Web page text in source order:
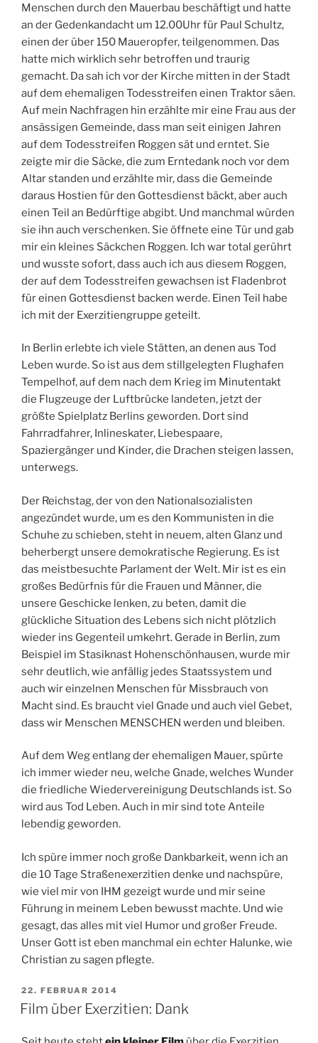
Menschen durch den Mauerbau beschäftigt und hatte
an der Gedenkandacht um 12.00Uhr für Paul Schultz,
einen der über 150 Maueropfer, teilgenommen. Das
hatte mich wirklich sehr betroffen und traurig
gemacht. Da sah ich vor der Kirche mitten in der Stadt
auf dem ehemaligen Todesstreifen einen Traktor säen.
Auf mein Nachfragen hin erzählte mir eine Frau aus der
ansässigen Gemeinde, dass man seit einigen Jahren
auf dem Todesstreifen Roggen sät und erntet. Sie
zeigte mir die Säcke, die zum Erntedank noch vor dem
Altar standen und erzählte mir, dass die Gemeinde
daraus Hostien für den Gottesdienst bäckt, aber auch
einen Teil an Bedürftige abgibt. Und manchmal würden
sie ihn auch verschenken. Sie öffnete eine Tür und gab
mir ein kleines Säckchen Roggen. Ich war total gerührt
und wusste sofort, dass auch ich aus diesem Roggen,
der auf dem Todesstreifen gewachsen ist Fladenbrot
für einen Gottesdienst backen werde. Einen Teil habe
ich mit der Exerzitiengruppe geteilt.
In Berlin erlebte ich viele Stätten, an denen aus Tod
Leben wurde. So ist aus dem stillgelegten Flughafen
Tempelhof, auf dem nach dem Krieg im Minutentakt
die Flugzeuge der Luftbrücke landeten, jetzt der
größte Spielplatz Berlins geworden. Dort sind
Fahrradfahrer, Inlineskater, Liebespaare,
Spaziergänger und Kinder, die Drachen steigen lassen,
unterwegs.
Der Reichstag, der von den Nationalsozialisten
angezündet wurde, um es den Kommunisten in die
Schuhe zu schieben, steht in neuem, alten Glanz und
beherbergt unsere demokratische Regierung. Es ist
das meistbesuchte Parlament der Welt. Mir ist es ein
großes Bedürfnis für die Frauen und Männer, die
unsere Geschicke lenken, zu beten, damit die
glückliche Situation des Lebens sich nicht plötzlich
wieder ins Gegenteil umkehrt. Gerade in Berlin, zum
Beispiel im Stasiknast Hohenschönhausen, wurde mir
sehr deutlich, wie anfällig jedes Staatssystem und
auch wir einzelnen Menschen für Missbrauch von
Macht sind. Es braucht viel Gnade und auch viel Gebet,
dass wir Menschen MENSCHEN werden und bleiben.
Auf dem Weg entlang der ehemaligen Mauer, spürte
ich immer wieder neu, welche Gnade, welches Wunder
die friedliche Wiedervereinigung Deutschlands ist. So
wird aus Tod Leben. Auch in mir sind tote Anteile
lebendig geworden.
Ich spüre immer noch große Dankbarkeit, wenn ich an
die 10 Tage Straßenexerzitien denke und nachspüre,
wie viel mir von IHM gezeigt wurde und mir seine
Führung in meinem Leben bewusst machte. Und wie
gesagt, das alles mit viel Humor und großer Freude.
Unser Gott ist eben manchmal ein echter Halunke, wie
Christian zu sagen pflegte.
VERÖFFENTLICHT
AM
22. FEBRUAR 2014
Film über Exerzitien: Dank